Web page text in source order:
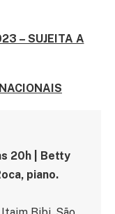
– SUJEITA A
20h | Betty
piano.